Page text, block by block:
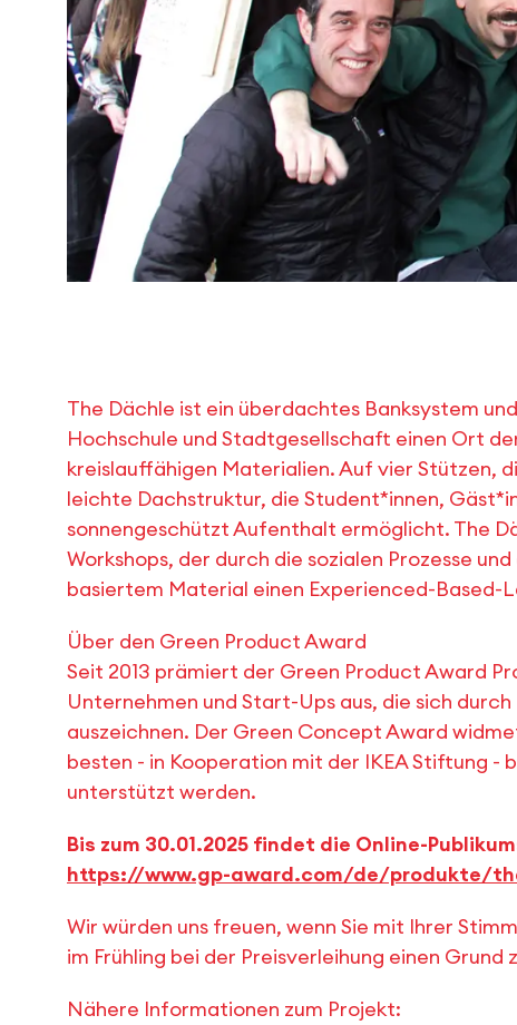
The Dächle ist ein überdachtes Banksystem
Hochschule und Stadtgesellschaft einen Ort
kreislauffähigen Materialien. Auf vier Stützen,
leichte Dachstruktur, die Student*innen,
sonnengeschützt Aufenthalt ermöglicht. The
Workshops, der durch die sozialen Prozesse
basiertem Material einen Experienced-Based-
Über den Green Product Award
Seit 2013 prämiert der Green Product Award
Unternehmen und Start-Ups aus, die sich
auszeichnen. Der Green Concept Award
besten - in Kooperation mit der IKEA Stiftung -
unterstützt werden.
Bis zum 30.01.2025 findet die Online-
https://www.gp-award.com/de/produkte/
Wir würden uns freuen, wenn Sie mit Ihrer
im Frühling bei der Preisverleihung einen Grund
Nähere Informationen zum Projekt: